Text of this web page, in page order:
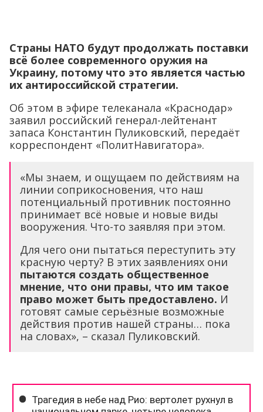
Страны НАТО будут продолжать поставки
всё более современного оружия на
Украину, потому что это является частью
их антироссийской стратегии.
Об этом в эфире телеканала «Краснодар»
заявил российский генерал-лейтенант
запаса Константин Пуликовский, передаёт
корреспондент «ПолитНавигатора».
«Мы знаем, и ощущаем по действиям на
линии соприкосновения, что наш
потенциальный противник постоянно
принимает всё новые и новые виды
вооружения. Что-то заявляя при этом.
Для чего они пытаться переступить эту
красную черту? В этих заявлениях они
пытаются создать общественное
мнение, что они правы, что им такое
право может быть предоставлено. И
готовят самые серьёзные возможные
действия против нашей страны… пока
на словах», – сказал Пуликовский.